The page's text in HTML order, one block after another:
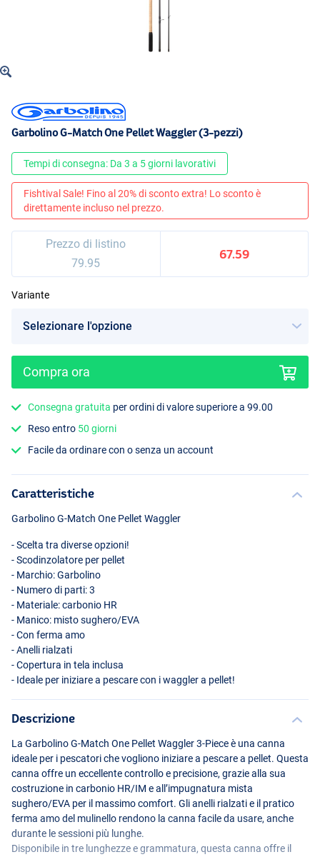
Garbolino G-Match One Pellet Waggler (3-pezzi)
Tempi di consegna: Da 3 a 5 giorni lavorativi
Fishtival Sale! Fino al 20% di sconto extra! Lo sconto è
direttamente incluso nel prezzo.
Prezzo di listino
79.95
67.59
Variante
Compra ora
Consegna gratuita per ordini di valore superiore a 99.00
Reso entro 50 giorni
Facile da ordinare con o senza un account
Caratteristiche
Garbolino G-Match One Pellet Waggler
- Scelta tra diverse opzioni!
- Scodinzolatore per pellet
- Marchio: Garbolino
- Numero di parti: 3
- Materiale: carbonio HR
- Manico: misto sughero/EVA
- Con ferma amo
- Anelli rialzati
- Copertura in tela inclusa
- Ideale per iniziare a pescare con i waggler a pellet!
Descrizione
La Garbolino G-Match One Pellet Waggler 3-Piece è una canna
ideale per i pescatori che vogliono iniziare a pescare a pellet. Questa
canna offre un eccellente controllo e precisione, grazie alla sua
costruzione in carbonio HR/IM e all’impugnatura mista
sughero/EVA per il massimo comfort. Gli anelli rialzati e il pratico
ferma amo del mulinello rendono la canna facile da usare, anche
durante le sessioni più lunghe.
Disponibile in tre lunghezze e grammatura, questa canna offre il